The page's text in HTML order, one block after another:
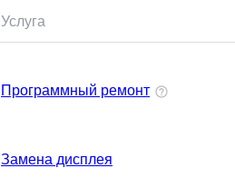
Услуга
Программный ремонт
Замена дисплея